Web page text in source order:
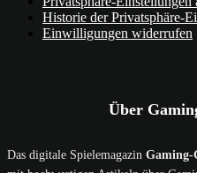
Historie der Privatsphäre-
Einwilligungen widerrufen
Über
Das digitale Spielemagazin Gaming-